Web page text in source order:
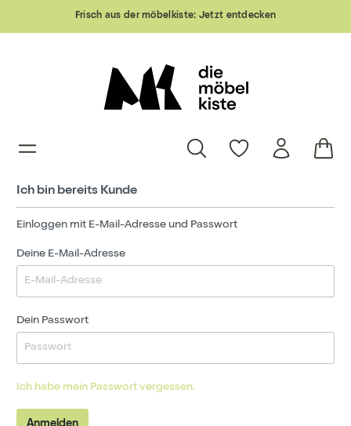
Frisch aus der möbelkiste: Jetzt entdecken
Ich bin bereits Kunde
Einloggen mit E-Mail-Adresse und Passwort
Deine E-Mail-Adresse
Dein Passwort
Ich habe mein Passwort vergessen.